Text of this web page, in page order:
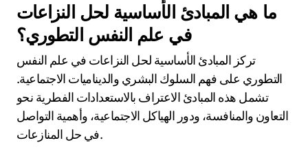
ما هي المبادئ الأساسية لحل النزاعات
في علم النفس التطوري؟
تركز المبادئ الأساسية لحل النزاعات في علم النفس
التطوري على فهم السلوك البشري والديناميات الاجتماعية.
تشمل هذه المبادئ الاعتراف بالاستعدادات الفطرية نحو
التعاون والمنافسة، ودور الهياكل الاجتماعية، وأهمية التواصل
في حل المنازعات.